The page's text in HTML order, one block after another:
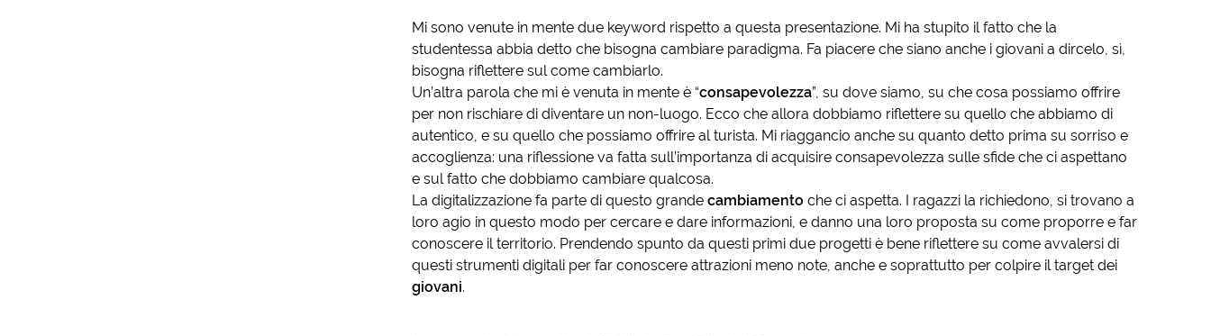
Mi sono venute in mente due keyword rispetto a questa presentazione. Mi ha stupito il fatto che la
studentessa abbia detto che bisogna cambiare paradigma. Fa piacere che siano anche i giovani a dircelo, sì,
bisogna riflettere sul come cambiarlo.
Un’altra parola che mi è venuta in mente è “consapevolezza”, su dove siamo, su che cosa possiamo offrire
per non rischiare di diventare un non-luogo. Ecco che allora dobbiamo riflettere su quello che abbiamo di
autentico, e su quello che possiamo offrire al turista. Mi riaggancio anche su quanto detto prima su sorriso e
accoglienza: una riflessione va fatta sull’importanza di acquisire consapevolezza sulle sfide che ci aspettano
e sul fatto che dobbiamo cambiare qualcosa.
La digitalizzazione fa parte di questo grande cambiamento che ci aspetta. I ragazzi la richiedono, si trovano a
loro agio in questo modo per cercare e dare informazioni, e danno una loro proposta su come proporre e far
conoscere il territorio. Prendendo spunto da questi primi due progetti è bene riflettere su come avvalersi di
questi strumenti digitali per far conoscere attrazioni meno note, anche e soprattutto per colpire il target dei
giovani.